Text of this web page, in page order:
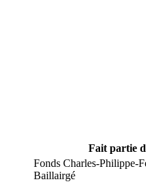
Fait partie
Fonds Charles-Philippe-
Baillairgé